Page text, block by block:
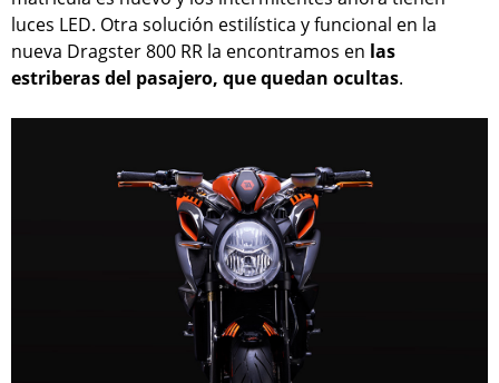
luces LED. Otra solución estilística y funcional en la
nueva Dragster 800 RR la encontramos en las
estriberas del pasajero, que quedan ocultas.